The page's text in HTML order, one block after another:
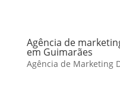
Agência de
em Guimarães
Agência de Marketing